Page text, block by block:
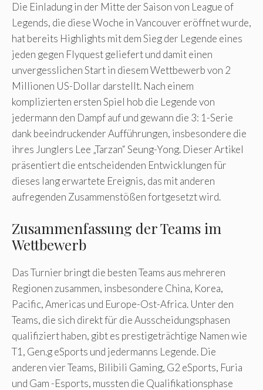
Die Einladung in der Mitte der Saison von League of
Legends, die diese Woche in Vancouver eröffnet wurde,
hat bereits Highlights mit dem Sieg der Legende eines
jeden gegen Flyquest geliefert und damit einen
unvergesslichen Start in diesem Wettbewerb von 2
Millionen US-Dollar darstellt. Nach einem
komplizierten ersten Spiel hob die Legende von
jedermann den Dampf auf und gewann die 3: 1-Serie
dank beeindruckender Aufführungen, insbesondere die
ihres Junglers Lee „Tarzan“ Seung-Yong. Dieser Artikel
präsentiert die entscheidenden Entwicklungen für
dieses lang erwartete Ereignis, das mit anderen
aufregenden Zusammenstößen fortgesetzt wird.
Zusammenfassung der Teams im
Wettbewerb
Das Turnier bringt die besten Teams aus mehreren
Regionen zusammen, insbesondere China, Korea,
Pacific, Americas und Europe-Ost-Africa. Unter den
Teams, die sich direkt für die Ausscheidungsphasen
qualifiziert haben, gibt es prestigeträchtige Namen wie
T1, Gen.g eSports und jedermanns Legende. Die
anderen vier Teams, Bilibili Gaming, G2 eSports, Furia
und Gam -Esports, mussten die Qualifikationsphase